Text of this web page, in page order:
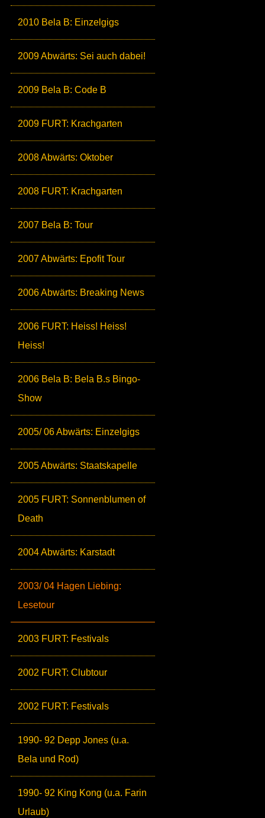
2010 Bela B: Einzelgigs
2009 Abwärts: Sei auch dabei!
2009 Bela B: Code B
2009 FURT: Krachgarten
2008 Abwärts: Oktober
2008 FURT: Krachgarten
2007 Bela B: Tour
2007 Abwärts: Epofit Tour
2006 Abwärts: Breaking News
2006 FURT: Heiss! Heiss!
Heiss!
2006 Bela B: Bela B.s Bingo-
Show
2005/ 06 Abwärts: Einzelgigs
2005 Abwärts: Staatskapelle
2005 FURT: Sonnenblumen of
Death
2004 Abwärts: Karstadt
2003/ 04 Hagen Liebing:
Lesetour
2003 FURT: Festivals
2002 FURT: Clubtour
2002 FURT: Festivals
1990- 92 Depp Jones (u.a.
Bela und Rod)
1990- 92 King Kong (u.a. Farin
Urlaub)